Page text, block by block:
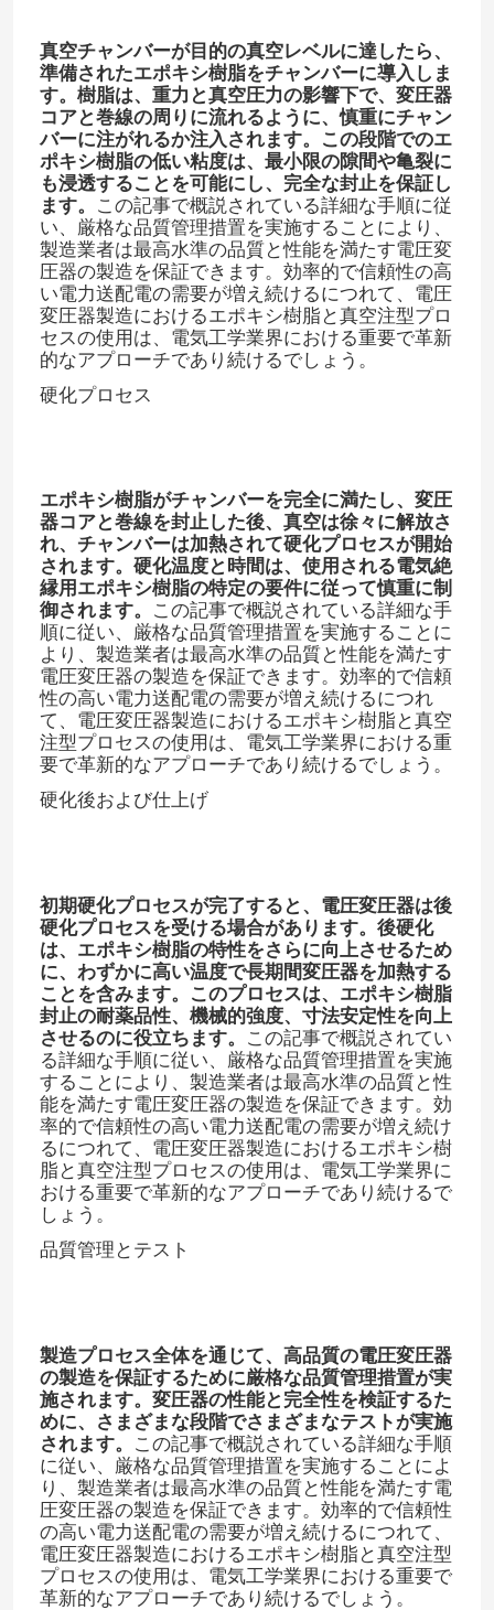
室温エポキシ
硬化エポキシ樹脂
無水ケイ酸の粉
離型剤
エポキシ顔料ペースト
電気隔熱エポキシ樹脂
真空チャンバーが目的の真空レベルに達したら、
準備されたエポキシ樹脂をチャンバーに導入しま
す。樹脂は、重力と真空圧力の影響下で、変圧器
コアと巻線の周りに流れるように、慎重にチャン
バーに注がれるか注入されます。この段階でのエ
ポキシ樹脂の低い粘度は、最小限の隙間や亀裂に
も浸透することを可能にし、完全な封止を保証し
ます。​
この記事で概説されている詳細な手順に従
い、厳格な品質管理措置を実施することにより、
製造業者は最高水準の品質と性能を満たす電圧変
圧器の製造を保証できます。効率的で信頼性の高
い電力送配電の需要が増え続けるにつれて、電圧
変圧器製造におけるエポキシ樹脂と真空注型プロ
セスの使用は、電気工学業界における重要で革新
的なアプローチであり続けるでしょう。
硬化プロセス
エポキシ樹脂がチャンバーを完全に満たし、変圧
器コアと巻線を封止した後、真空は徐々に解放さ
れ、チャンバーは加熱されて硬化プロセスが開始
されます。硬化温度と時間は、使用される電気絶
縁用エポキシ樹脂の特定の要件に従って慎重に制
御されます。​ この記事で概説されている詳細な手
順に従い、厳格な品質管理措置を実施することに
より、製造業者は最高水準の品質と性能を満たす
電圧変圧器の製造を保証できます。効率的で信頼
性の高い電力送配電の需要が増え続けるにつれ
て、電圧変圧器製造におけるエポキシ樹脂と真空
注型プロセスの使用は、電気工学業界における重
要で革新的なアプローチであり続けるでしょう。
硬化後および仕上げ
初期硬化プロセスが完了すると、電圧変圧器は後
硬化プロセスを受ける場合があります。後硬化
は、エポキシ樹脂の特性をさらに向上させるため
に、わずかに高い温度で長期間変圧器を加熱する
ことを含みます。このプロセスは、エポキシ樹脂
封止の耐薬品性、機械的強度、寸法安定性を向上
させるのに役立ちます。​ この記事で概説されてい
る詳細な手順に従い、厳格な品質管理措置を実施
することにより、製造業者は最高水準の品質と性
能を満たす電圧変圧器の製造を保証できます。効
率的で信頼性の高い電力送配電の需要が増え続け
るにつれて、電圧変圧器製造におけるエポキシ樹
脂と真空注型プロセスの使用は、電気工学業界に
おける重要で革新的なアプローチであり続けるで
しょう。
品質管理とテスト
製造プロセス全体を通じて、高品質の電圧変圧器
の製造を保証するために厳格な品質管理措置が実
施されます。変圧器の性能と完全性を検証するた
めに、さまざまな段階でさまざまなテストが実施
されます。​
この記事で概説されている詳細な手順
に従い、厳格な品質管理措置を実施することによ
り、製造業者は最高水準の品質と性能を満たす電
圧変圧器の製造を保証できます。効率的で信頼性
の高い電力送配電の需要が増え続けるにつれて、
電圧変圧器製造におけるエポキシ樹脂と真空注型
プロセスの使用は、電気工学業界における重要で
革新的なアプローチであり続けるでしょう。